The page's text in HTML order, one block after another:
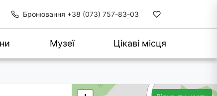
Бронювання +38 (073) 757-83-03
Музеї Цікаві місця